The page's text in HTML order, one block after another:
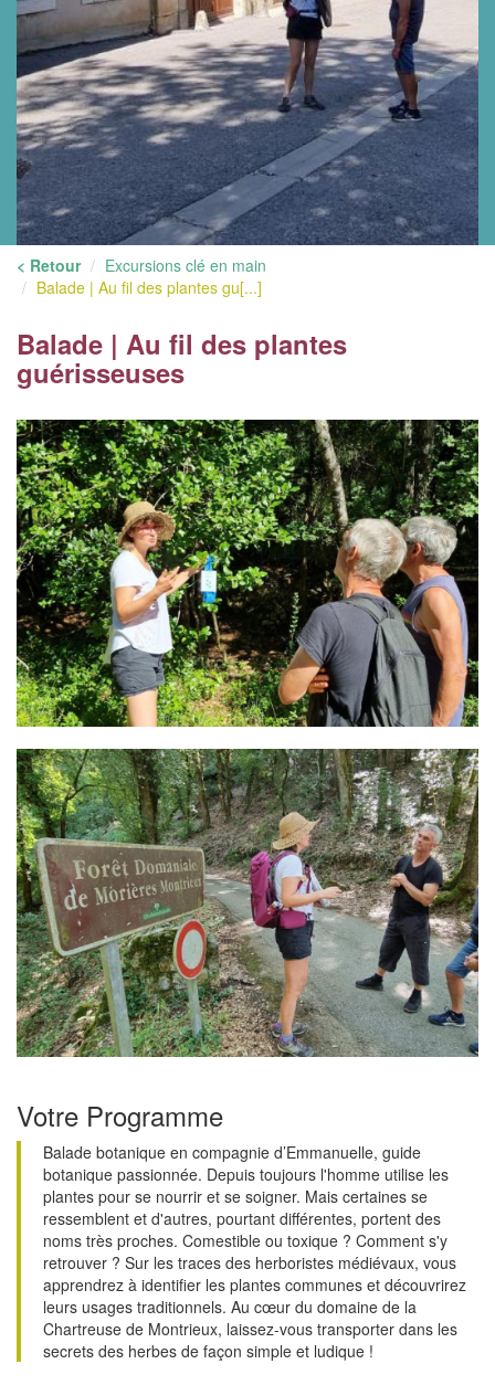
< Retour
Excursions clé en main
Balade | Au fil des plantes gu[...]
Balade | Au fil des plantes
guérisseuses
Votre Programme
Balade botanique en compagnie d’Emmanuelle, guide
botanique passionnée. Depuis toujours l'homme utilise les
plantes pour se nourrir et se soigner. Mais certaines se
ressemblent et d'autres, pourtant différentes, portent des
noms très proches. Comestible ou toxique ? Comment s'y
retrouver ? Sur les traces des herboristes médiévaux, vous
apprendrez à identifier les plantes communes et découvrirez
leurs usages traditionnels. Au cœur du domaine de la
Chartreuse de Montrieux, laissez-vous transporter dans les
secrets des herbes de façon simple et ludique !